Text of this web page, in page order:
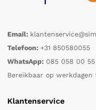
Email:
Telefoon: +31 850580055
WhatsApp: 085 058 00 55
Bereikbaar op
Klantenservice